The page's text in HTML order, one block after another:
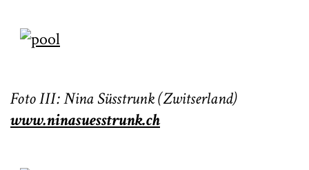
Foto III: Nina Süsstrunk (Zwitserland)
www.ninasuesstrunk.ch